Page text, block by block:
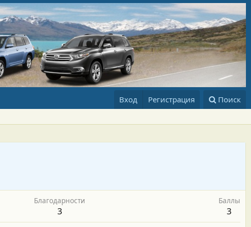
Вход Регистрация Поиск
Благодарности
3
Баллы
3